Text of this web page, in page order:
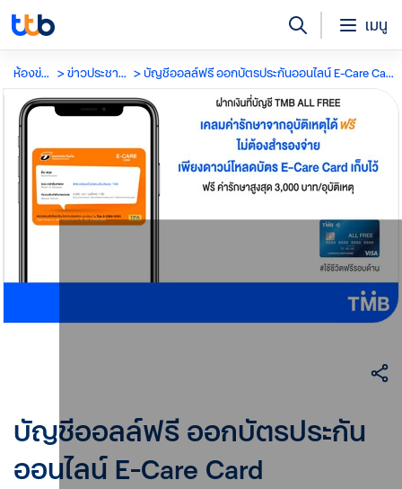
เมนู
ห้องข่าว ข่าวประชาสัมพันธ์ บัญชีออลล์ฟรี ออกบัตรประกันออนไลน์ E-Care Card
บัญชีออลล์ฟรี ออกบัตรประกัน
ออนไลน์ E-Care Card